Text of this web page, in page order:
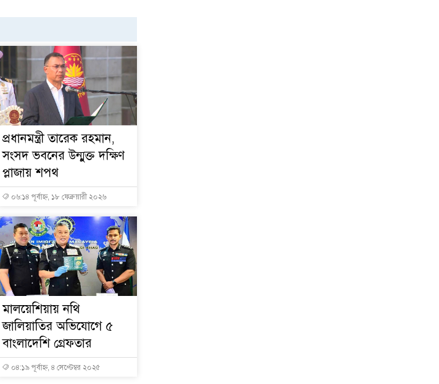
প্রধানমন্ত্রী তারেক রহমান,
সংসদ ভবনের উন্মুক্ত দক্ষিণ
প্লাজায় শপথ
০৬:১৪ পূর্বাহ্ন, ১৮ ফেব্রুয়ারী ২০২৬
মালয়েশিয়ায় নথি
জালিয়াতির অভিযোগে ৫
বাংলাদেশি গ্রেফতার
০৪:১৯ পূর্বাহ্ন, ৪ সেপ্টেম্বর ২০২৫